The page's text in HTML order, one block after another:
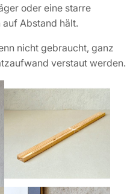
oder eine starre
Abstand hält.
nicht gebraucht, ganz
verstaut werden.